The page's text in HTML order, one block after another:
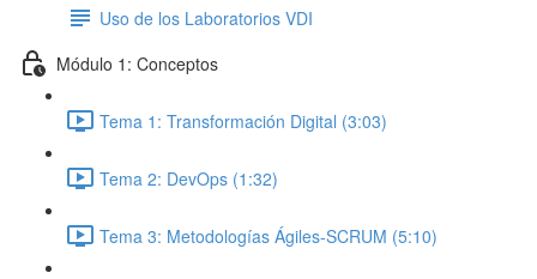
Uso de los Laboratorios VDI
Módulo 1: Conceptos
Tema 1: Transformación Digital (3:03)
Tema 2: DevOps (1:32)
Tema 3: Metodologías Ágiles-SCRUM (5:10)